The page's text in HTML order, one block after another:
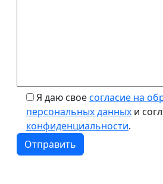
Я даю своесогласие на
персональных данных и
конфиденциальности.